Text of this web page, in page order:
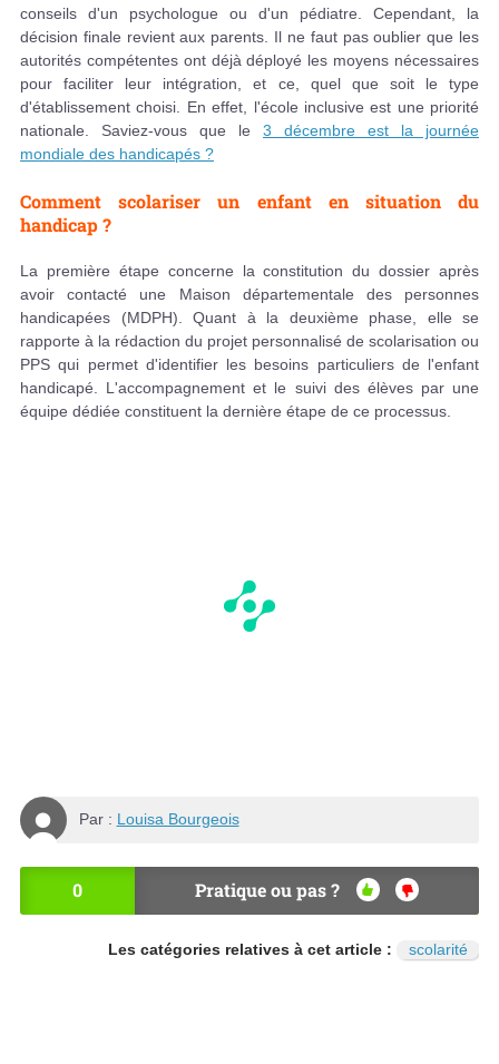
conseils d'un psychologue ou d'un pédiatre. Cependant, la
décision finale revient aux parents. Il ne faut pas oublier que les
autorités compétentes ont déjà déployé les moyens nécessaires
pour faciliter leur intégration, et ce, quel que soit le type
d'établissement choisi. En effet, l'école inclusive est une priorité
nationale. Saviez-vous que le 3 décembre est la journée
mondiale des handicapés ?
Comment scolariser un enfant en situation du
handicap ?
La première étape concerne la constitution du dossier après
avoir contacté une Maison départementale des personnes
handicapées (MDPH). Quant à la deuxième phase, elle se
rapporte à la rédaction du projet personnalisé de scolarisation ou
PPS qui permet d'identifier les besoins particuliers de l'enfant
handicapé. L'accompagnement et le suivi des élèves par une
équipe dédiée constituent la dernière étape de ce processus.
Par : Louisa Bourgeois
0 Pratique ou pas ?
OU
I
NO
N
Les catégories relatives à cet article : scolarité